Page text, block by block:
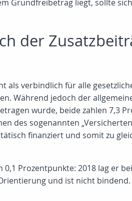
Grundfreibetrag liegt, sollte
der
als verbindlich für alle
Während jedoch der
wurde, beide zahlen 7,3
des sogenannten
finanziert und somit zu
Prozentpunkte: 2018 lag er
und ist nicht